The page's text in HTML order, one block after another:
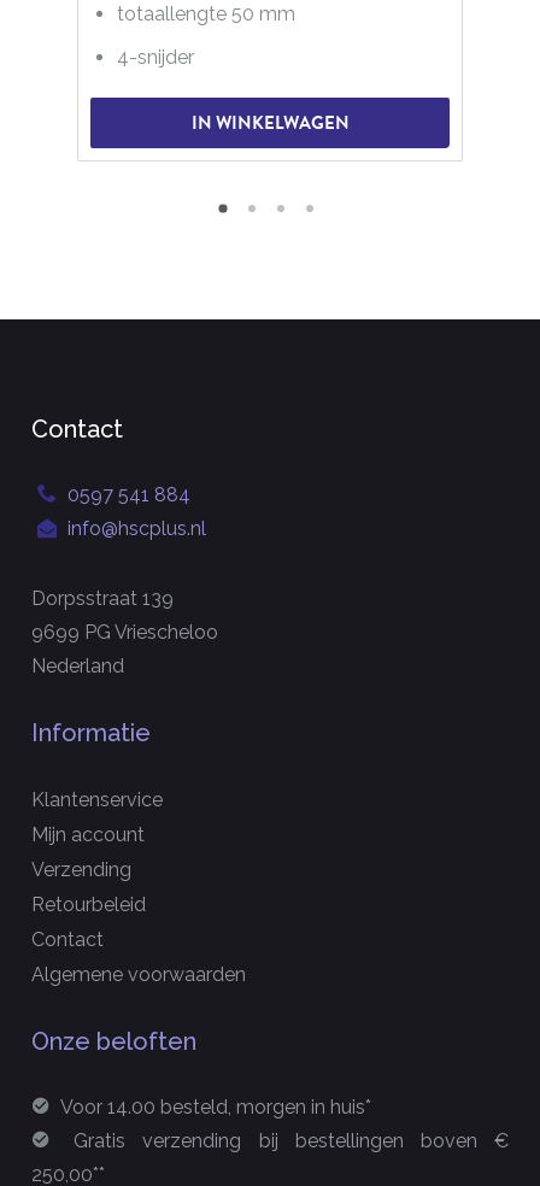
totaallengte 50 mm
4-snijder
IN WINKELWAGEN
Contact
0597 541 884
info@hscplus.nl
Dorpsstraat 139
9699 PG Vriescheloo
Nederland
Informatie
Klantenservice
Mijn account
Verzending
Retourbeleid
Contact
Algemene voorwaarden
Onze beloften
Voor 14.00 besteld, morgen in huis*
Gratis verzending bij bestellingen boven €
250,00**